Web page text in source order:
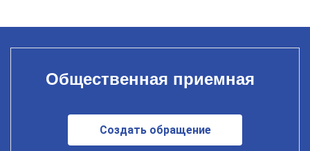
Общественная приемная
Создать обращение